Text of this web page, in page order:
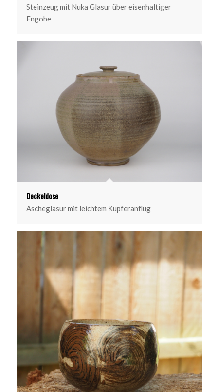
Steinzeug mit Nuka Glasur über eisenhaltiger
Engobe
Deckeldose
Ascheglasur mit leichtem Kupferanflug